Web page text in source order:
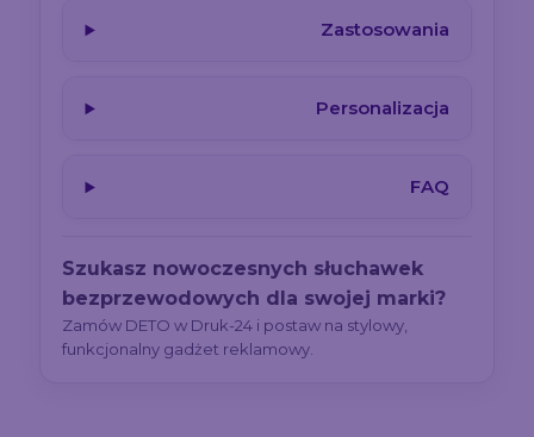
Zastosowania
Personalizacja
FAQ
Szukasz nowoczesnych słuchawek
bezprzewodowych dla swojej marki?
Zamów DETO w Druk-24 i postaw na stylowy,
funkcjonalny gadżet reklamowy.